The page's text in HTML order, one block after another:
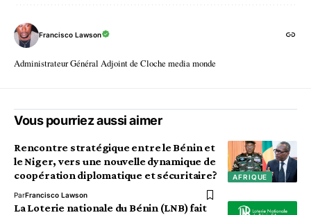
Francisco Lawson
Administrateur Général Adjoint de Cloche media monde
Vous pourriez aussi aimer
AFRIQUE
Rencontre stratégique entre le Bénin et
le Niger, vers une nouvelle dynamique de
coopération diplomatique et sécuritaire?
ParFrancisco Lawson
La Loterie nationale du Bénin (LNB) fait